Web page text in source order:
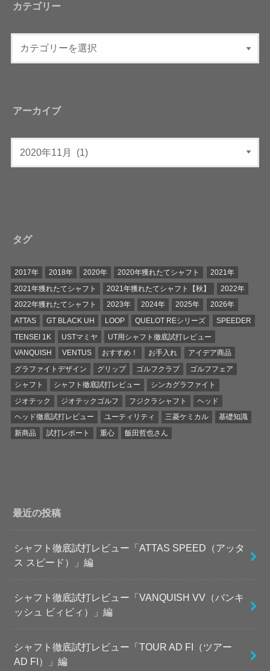
カテゴリー
アーカイブ
タグ
2017年 2018年 2020年 2020年獲れたてシャフト
2021年
2021年獲れたてシャフト
2021年獲れたてシャフト【秋】
2022年
2022年獲れたてシャフト
2023年 2024年 2025年
2026年
ATTAS
GT BLACK UH LOOP QUELOT REシリーズ
SPEEDER
TENSEI 1K
USTマミヤ
UT用シャフト徹底試打レビュー
VANQUISH
VENTUS おすすめ！ お手入れ
アイデア商品
グラファイトデザイン
グリップ ゴルフクラブ
ゴルフフェア
シャフト
シャフト徹底試打レビュー
シンカグラファイト
ジオテック
ジオテックゴルフ フジクラシャフト
ヘッド
ヘッド徹底試打レビュー
ユーティリティ 三菱ケミカル
基礎知識
新商品
試打レポート 重心 飯田哲也さん
最近の投稿
シャフト徹底試打レビュー「ATTAS SPEED（アッタ
ス スピード）」編
シャフト徹底試打レビュー「VANQUISH VV（バンキ
ッシュ ビィビィ）」編
シャフト徹底試打レビュー「TOUR AD FI（ツアー
AD FI）」編